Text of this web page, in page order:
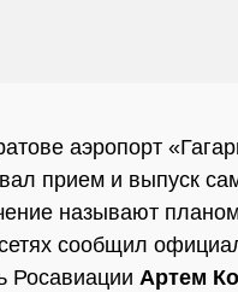
аэропорт
прием и выпуск
называют
сообщил
Росавиации Артем